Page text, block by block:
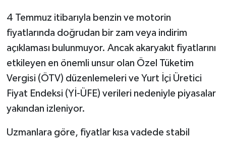
4 Temmuz itibarıyla benzin ve motorin
fiyatlarında doğrudan bir zam veya indirim
açıklaması bulunmuyor. Ancak akaryakıt fiyatlarını
etkileyen en önemli unsur olan Özel Tüketim
Vergisi (ÖTV) düzenlemeleri ve Yurt İçi Üretici
Fiyat Endeksi (Yİ-ÜFE) verileri nedeniyle piyasalar
yakından izleniyor.
Uzmanlara göre, fiyatlar kısa vadede stabil